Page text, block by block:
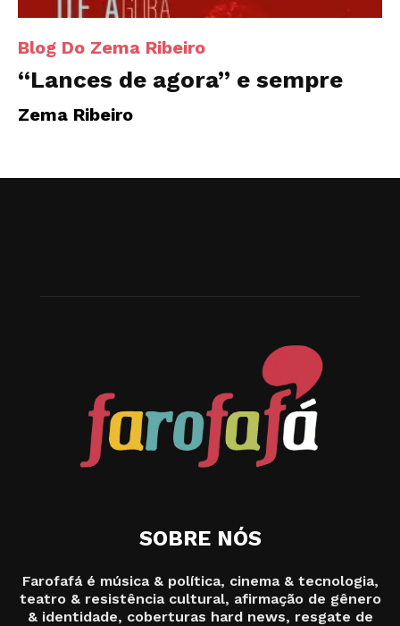
Blog Do Zema Ribeiro
“Lances de agora” e sempre
Zema Ribeiro
SOBRE NÓS
Farofafá é música & política, cinema & tecnologia,
teatro & resistência cultural, afirmação de gênero
& identidade, coberturas hard news, resgate de